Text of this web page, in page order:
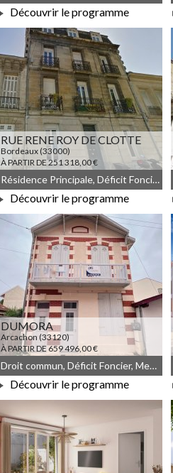
À PARTIR DE 186 915,00 €
Découvrir le programme
RUE RENE ROY DE CLOTTE
Bordeaux (33000)
À PARTIR DE 251 318,00 €
À PARTIR DE 251 318,00 €
Résidence Principale, Déficit Foncier, Droit commun, Meublé non géré
Découvrir le programme
DUMORA
Arcachon (33120)
À PARTIR DE 659 496,00 €
À PARTIR DE 659 496,00 €
Droit commun, Déficit Foncier, Meublé non géré
Découvrir le programme